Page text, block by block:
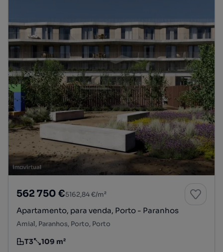
562 750 €5162,84 €/m²
Apartamento, para venda, Porto - Paranhos
Amial, Paranhos, Porto, Porto
Tipologia
T3
Preço por metro quadrado
109 m²